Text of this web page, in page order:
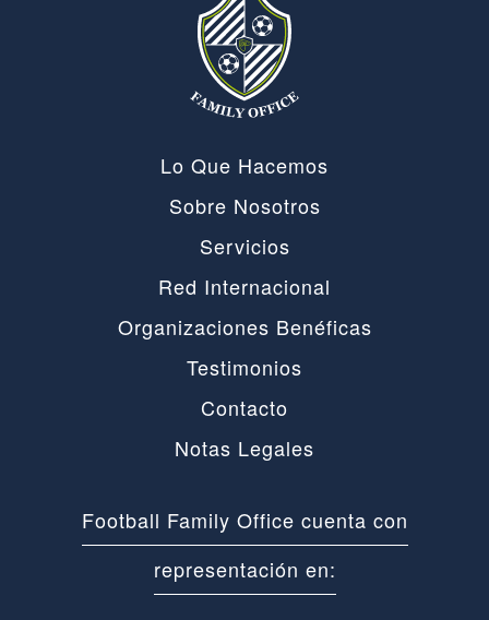
Lo Que Hacemos
Sobre Nosotros
Servicios
Red Internacional
Organizaciones Benéficas
Testimonios
Contacto
Notas Legales
Football Family Office cuenta con
representación en: